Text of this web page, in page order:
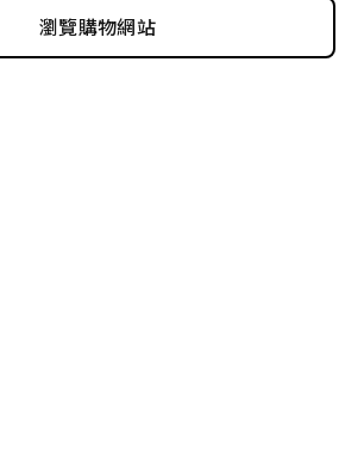
瀏覽購物網站